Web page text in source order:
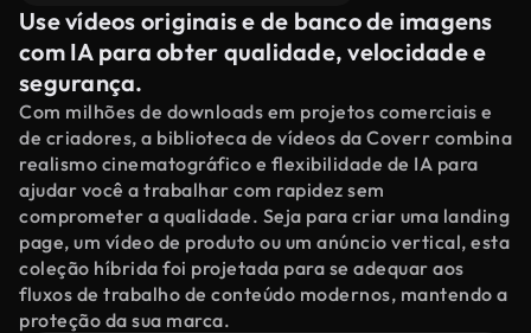
Use vídeos originais e de banco de imagens
com IA para obter qualidade, velocidade e
segurança.
Com milhões de downloads em projetos comerciais e
de criadores, a biblioteca de vídeos da Coverr combina
realismo cinematográfico e flexibilidade de IA para
ajudar você a trabalhar com rapidez sem
comprometer a qualidade. Seja para criar uma landing
page, um vídeo de produto ou um anúncio vertical, esta
coleção híbrida foi projetada para se adequar aos
fluxos de trabalho de conteúdo modernos, mantendo a
proteção da sua marca.